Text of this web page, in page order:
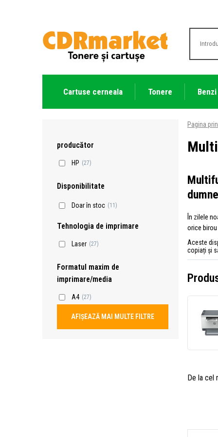
Cartuse cerneala Tonere
producător
HP (27)
Disponibilitate
Doar în stoc (11)
Tehnologia de imprimare
Laser (27)
Formatul maxim de
imprimare/media
A4 (27)
AFIȘEAZĂ MAI MULTE FILTRE
Pagina
În zilele
orice
Aceste
copiați și
De la cel